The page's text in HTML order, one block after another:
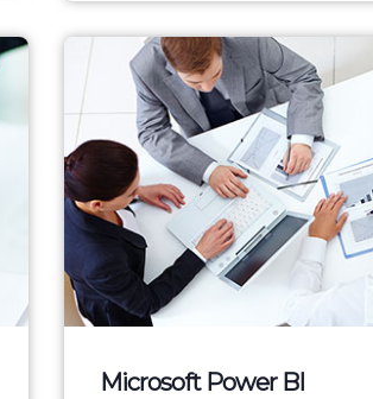
Microsoft Power BI